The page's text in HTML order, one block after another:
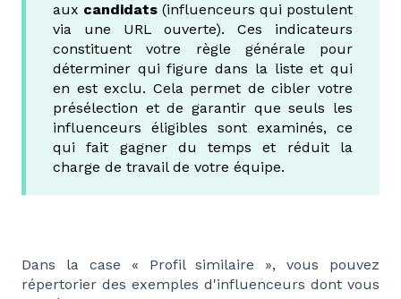
aux candidats (influenceurs qui postulent
via une URL ouverte). Ces indicateurs
constituent votre règle générale pour
déterminer qui figure dans la liste et qui
en est exclu. Cela permet de cibler votre
présélection et de garantir que seuls les
influenceurs éligibles sont examinés, ce
qui fait gagner du temps et réduit la
charge de travail de votre équipe.
Dans la case « Profil similaire », vous pouvez
répertorier des exemples d'influenceurs dont vous